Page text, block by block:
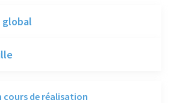
cours de réalisation